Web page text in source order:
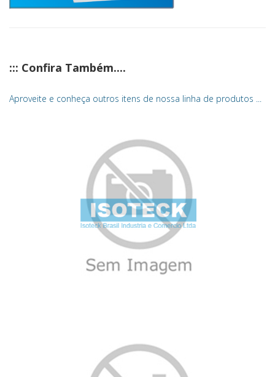
::: Confira Também....
Aproveite e conheça outros itens de nossa linha de produtos ...